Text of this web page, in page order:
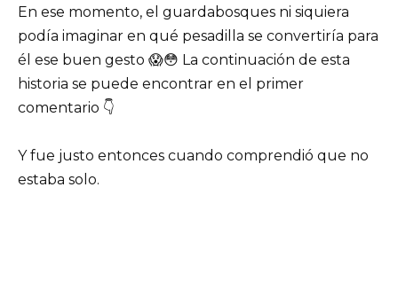
En ese momento, el guardabosques ni siquiera
podía imaginar en qué pesadilla se convertiría para
él ese buen gesto 😱😳 La continuación de esta
historia se puede encontrar en el primer
comentario 👇
Y fue justo entonces cuando comprendió que no
estaba solo.